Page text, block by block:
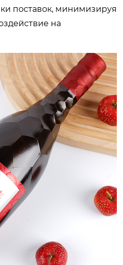
поставок, минимизируя
на